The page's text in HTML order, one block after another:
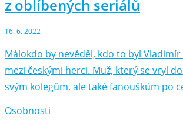
z oblíbených seriálů
16. 6. 2022
Málokdo by nevěděl, kdo to byl Vladimír
mezi českými herci. Muž, který se vryl
svým kolegům, ale také fanouškům po
Osobnosti